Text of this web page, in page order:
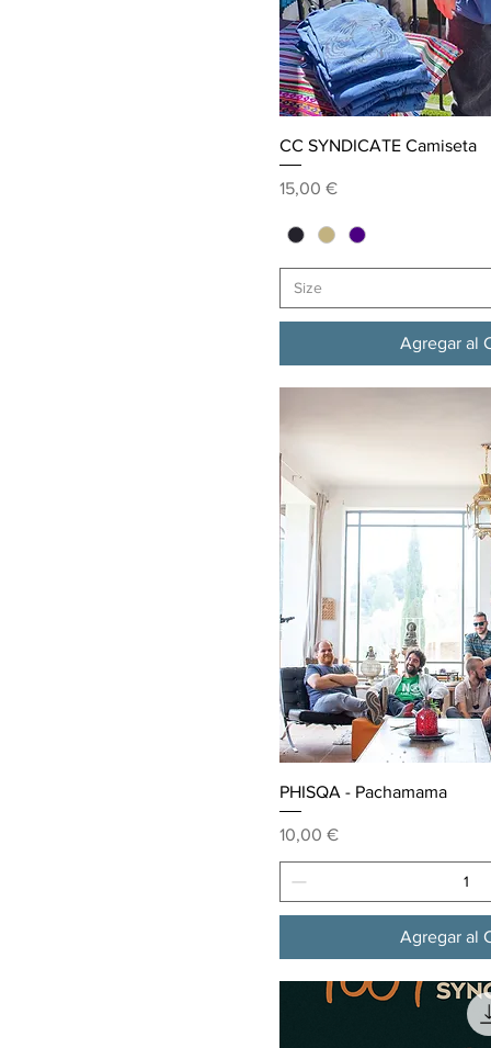
Vista
CC SYNDICATE Camiseta
Precio
15,00 €
Size
Agregar al
Vista
PHISQA - Pachamama
Precio
10,00 €
Agregar al